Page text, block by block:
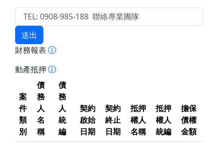
送出
財務報表
動產抵押
案
件
類
別
債
務
人
名
稱
債
務
人
統
編
契約
啟始
日期
契約
終止
日期
抵押
權人
名稱
抵押
權人
統編
擔保
債權
金額